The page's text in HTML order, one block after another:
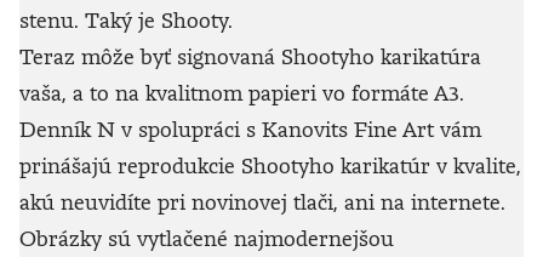
stenu. Taký je Shooty.
Teraz môže byť signovaná Shootyho karikatúra
vaša, a to na kvalitnom papieri vo formáte A3.
Denník N v spolupráci s Kanovits Fine Art vám
prinášajú reprodukcie Shootyho karikatúr v kvalite,
akú neuvidíte pri novinovej tlači, ani na internete.
Obrázky sú vytlačené najmodernejšou